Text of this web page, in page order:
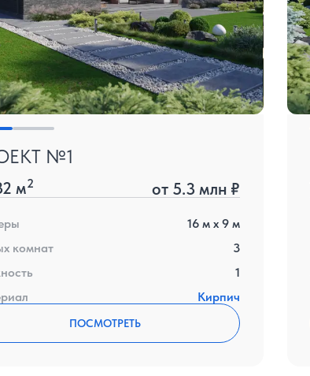
№1
м2 от 5.3 млн ₽
16м x 9м
комнат
3
1
Кирпич
ПОСМОТРЕТЬ